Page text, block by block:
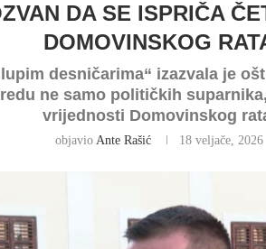
DA SE ISPRIČA
DOMOVINSKOG
desničarima“ izazvala je
ne samo političkih
vrijednosti Domovinskog
objavio Ante Rašić 18 veljače, 2026